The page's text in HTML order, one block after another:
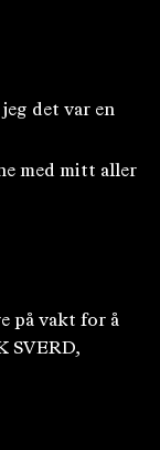
det var en
med mitt aller
på vakt for å
SVERD,